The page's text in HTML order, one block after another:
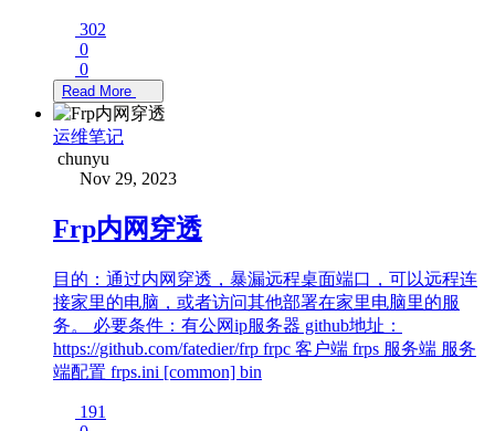
302
0
0
Read More
运维笔记
chunyu
Nov 29, 2023
Frp内网穿透
目的：通过内网穿透，暴漏远程桌面端口，可以远程连
接家里的电脑，或者访问其他部署在家里电脑里的服
务。 必要条件：有公网ip服务器 github地址：
https://github.com/fatedier/frp frpc 客户端 frps 服务端 服务
端配置 frps.ini [common] bin
191